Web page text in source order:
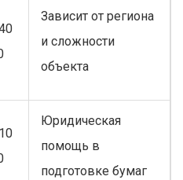
Зависит от региона
и сложности
объекта
Юридическая
помощь в
подготовке бумаг